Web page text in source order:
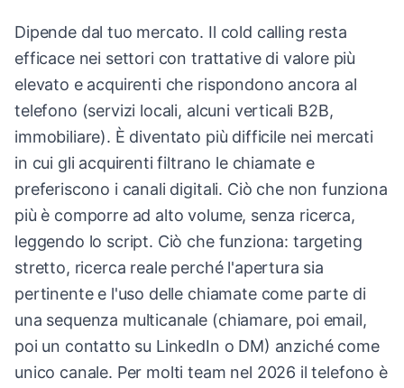
Dipende dal tuo mercato. Il cold calling resta
efficace nei settori con trattative di valore più
elevato e acquirenti che rispondono ancora al
telefono (servizi locali, alcuni verticali B2B,
immobiliare). È diventato più difficile nei mercati
in cui gli acquirenti filtrano le chiamate e
preferiscono i canali digitali. Ciò che non funziona
più è comporre ad alto volume, senza ricerca,
leggendo lo script. Ciò che funziona: targeting
stretto, ricerca reale perché l'apertura sia
pertinente e l'uso delle chiamate come parte di
una sequenza multicanale (chiamare, poi email,
poi un contatto su LinkedIn o DM) anziché come
unico canale. Per molti team nel 2026 il telefono è